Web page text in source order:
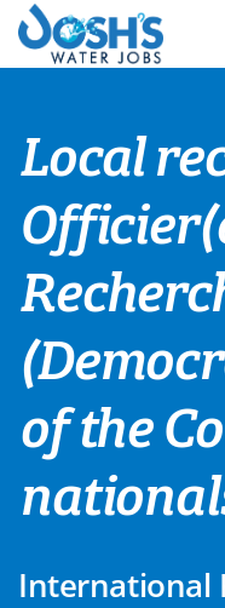
Skip
content
Local
of the
International